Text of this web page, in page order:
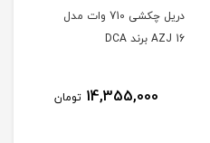
دریل چکشی 710 وات مدل
AZJ 16 برند DCA
14,355,000 تومان